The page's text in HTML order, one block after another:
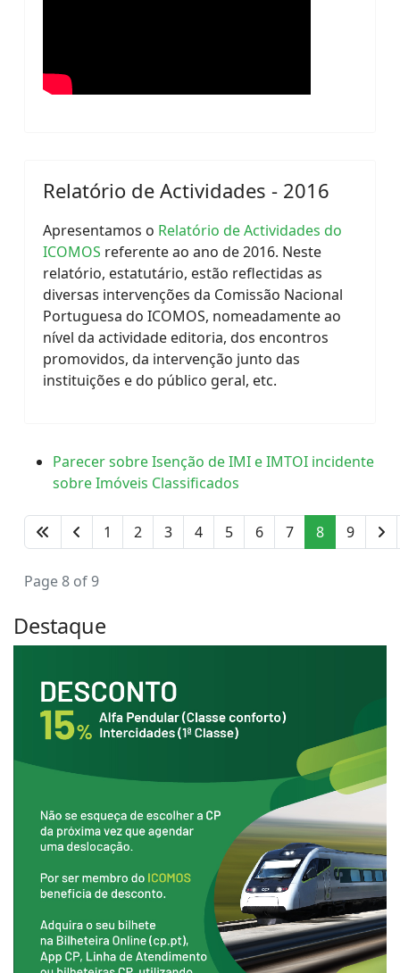
Relatório de Actividades - 2016
Apresentamos o Relatório de Actividades do
ICOMOS referente ao ano de 2016. Neste
relatório, estatutário, estão reflectidas as
diversas intervenções da Comissão Nacional
Portuguesa do ICOMOS, nomeadamente ao
nível da actividade editoria, dos encontros
promovidos, da intervenção junto das
instituições e do público geral, etc.
Parecer sobre Isenção de IMI e IMTOI incidente
sobre Imóveis Classificados
1 2 3 4 5 6 7 8 9
Page 8 of 9
Destaque